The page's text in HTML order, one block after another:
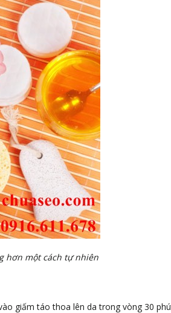
hơn một cách tự nhiên
giấm táo thoa lên da trong vòng 30